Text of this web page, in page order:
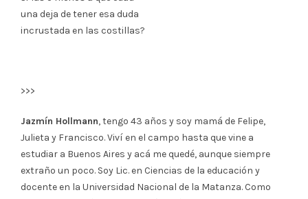
una deja de tener esa duda
incrustada en las costillas?
>>>
Jazmín Hollmann, tengo 43 años y soy mamá de Felipe,
Julieta y Francisco. Viví en el campo hasta que vine a
estudiar a Buenos Aires y acá me quedé, aunque siempre
extraño un poco. Soy Lic. en Ciencias de la educación y
docente en la Universidad Nacional de la Matanza. Como